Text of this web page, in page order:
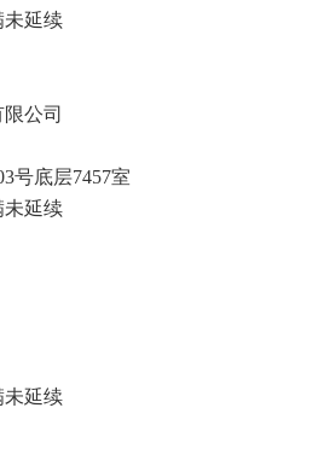
未延续
公司
号底层7457室
未延续
未延续